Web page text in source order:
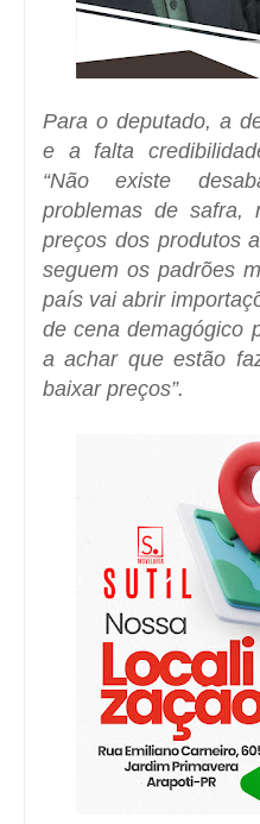
Para o deputado, a
e a falta
“Não existe
problemas de safra,
preços dos produtos
seguem os padrões
país vai abrir
de cena demagógico
a achar que estão
baixar preços”.